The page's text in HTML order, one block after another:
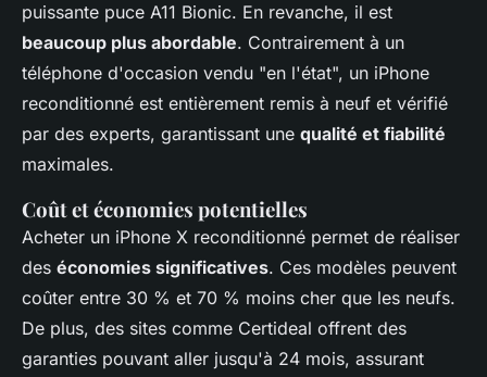
puissante puce A11 Bionic. En revanche, il est
beaucoup plus abordable. Contrairement à un
téléphone d'occasion vendu "en l'état", un iPhone
reconditionné est entièrement remis à neuf et vérifié
par des experts, garantissant une qualité et fiabilité
maximales.
Coût et économies potentielles
Acheter un iPhone X reconditionné permet de réaliser
des économies significatives. Ces modèles peuvent
coûter entre 30 % et 70 % moins cher que les neufs.
De plus, des sites comme Certideal offrent des
garanties pouvant aller jusqu'à 24 mois, assurant